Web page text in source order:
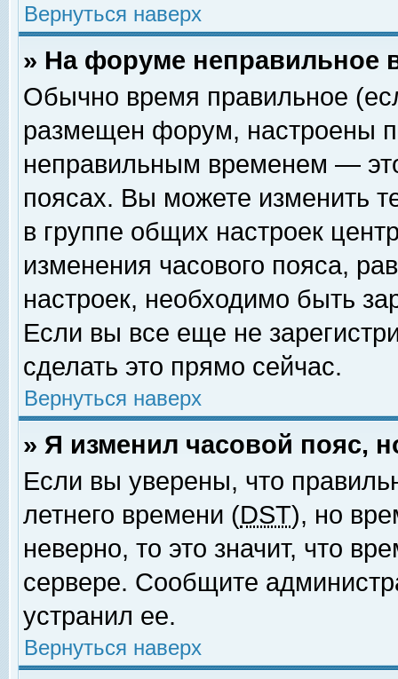
Вернуться наверх
» На форуме неправильное
Обычно время правильное
размещен форум, настроены
неправильным временем —
поясах. Вы можете изменить
в группе общих настроек
изменения часового пояса,
настроек, необходимо быть
Если вы все еще не
сделать это прямо сейчас.
Вернуться наверх
» Я изменил часовой пояс,
Если вы уверены, что
летнего времени (DST), но
неверно, то это значит, что
сервере. Сообщите
устранил ее.
Вернуться наверх